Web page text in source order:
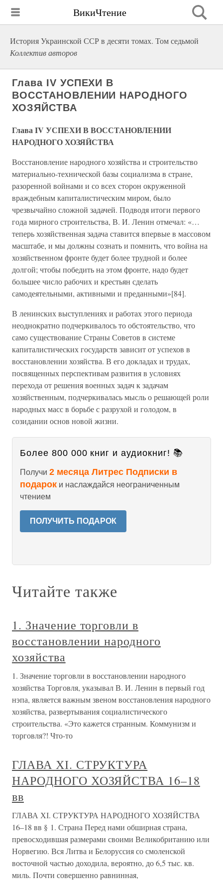
ВикиЧтение
История Украинской ССР в десяти томах. Том седьмой
Коллектив авторов
Глава IV УСПЕХИ В
ВОССТАНОВЛЕНИИ НАРОДНОГО
ХОЗЯЙСТВА
Глава IV УСПЕХИ В ВОССТАНОВЛЕНИИ
НАРОДНОГО ХОЗЯЙСТВА
Восстановление народного хозяйства и строительство
материально-технической базы социализма в стране,
разоренной войнами и со всех сторон окруженной
враждебным капиталистическим миром, было
чрезвычайно сложной задачей. Подводя итоги первого
года мирного строительства, В. И. Ленин отмечал: «…
теперь хозяйственная задача ставится впервые в массовом
масштабе, и мы должны сознать и помнить, что война на
хозяйственном фронте будет более трудной и более
долгой; чтобы победить на этом фронте, надо будет
большее число рабочих и крестьян сделать
самодеятельными, активными и преданными»[84].
В ленинских выступлениях и работах этого периода
неоднократно подчеркивалось то обстоятельство, что
само существование Страны Советов в системе
капиталистических государств зависит от успехов в
восстановлении хозяйства. В его докладах и трудах,
посвященных перспективам развития в условиях
перехода от решения военных задач к задачам
хозяйственным, подчеркивалась мысль о решающей роли
народных масс в борьбе с разрухой и голодом, в
созидании основ новой жизни.
Более 800 000 книг и аудиокниг! 📚
Получи 2 месяца Литрес Подписки в
подарок и наслаждайся неограниченным
чтением
ПОЛУЧИТЬ ПОДАРОК
Читайте также
1. Значение торговли в
восстановлении народного
хозяйства
1. Значение торговли в восстановлении народного
хозяйства Торговля, указывал В. И. Ленин в первый год
нэпа, является важным звеном восстановления народного
хозяйства, развертывания социалистического
строительства. «Это кажется странным. Коммунизм и
торговля?! Что-то
ГЛАВА ХІ. СТРУКТУРА
НАРОДНОГО ХОЗЯЙСТВА 16–18
вв
ГЛАВА ХІ. СТРУКТУРА НАРОДНОГО ХОЗЯЙСТВА
16–18 вв § 1. Страна Перед нами обширная страна,
превосходившая размерами своими Великобританию или
Норвегию. Вся Литва и Белоруссия со смоленской
восточной частью доходила, вероятно, до 6,5 тыс. кв.
миль. Почти совершенно равнинная,